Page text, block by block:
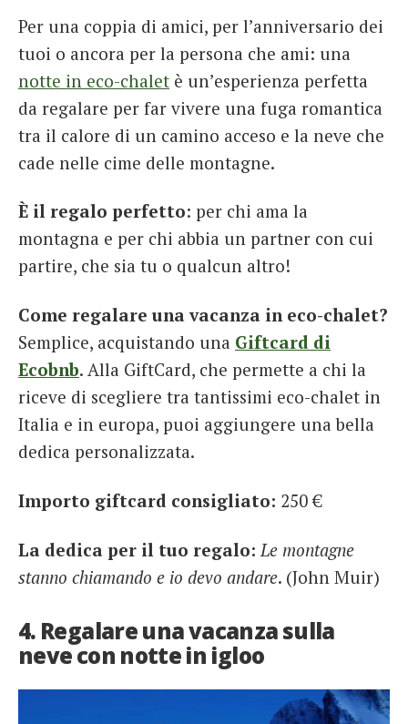
Per una coppia di amici, per l’anniversario dei
tuoi o ancora per la persona che ami: una
notte in eco-chalet è un’esperienza perfetta
da regalare per far vivere una fuga romantica
tra il calore di un camino acceso e la neve che
cade nelle cime delle montagne.
È il regalo perfetto: per chi ama la
montagna e per chi abbia un partner con cui
partire, che sia tu o qualcun altro!
Come regalare una vacanza in eco-chalet?
Semplice, acquistando una Giftcard di
Ecobnb. Alla GiftCard, che permette a chi la
riceve di scegliere tra tantissimi eco-chalet in
Italia e in europa, puoi aggiungere una bella
dedica personalizzata.
Importo giftcard consigliato: 250 €
La dedica per il tuo regalo: Le montagne
stanno chiamando e io devo andare. (John Muir)
4. Regalare una vacanza sulla
neve con notte in igloo